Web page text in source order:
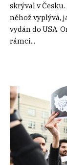
skrýval v
něhož vyplývá,
vydán do USA.
rámci...